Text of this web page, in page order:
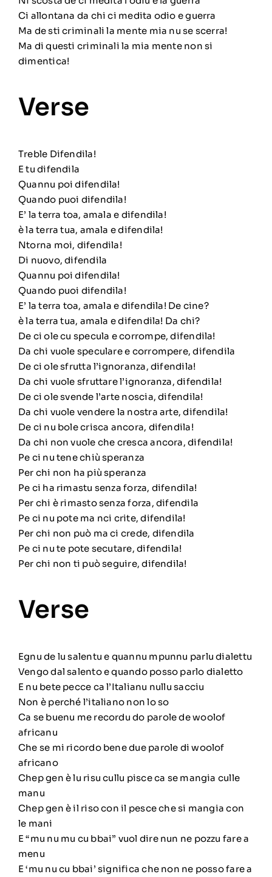
Ci allontana da chi ci medita odio e guerra
Ma de sti criminali la mente mia nu se scerra!
Ma di questi criminali la mia mente non si
dimentica!
Verse
Treble Difendila!
E tu difendila
Quannu poi difendila!
Quando puoi difendila!
E’ la terra toa, amala e difendila!
è la terra tua, amala e difendila!
Ntorna moi, difendila!
Di nuovo, difendila
Quannu poi difendila!
Quando puoi difendila!
E’ la terra toa, amala e difendila! De cine?
è la terra tua, amala e difendila! Da chi?
De ci ole cu specula e corrompe, difendila!
Da chi vuole speculare e corrompere, difendila
De ci ole sfrutta l’ignoranza, difendila!
Da chi vuole sfruttare l’ignoranza, difendila!
De ci ole svende l’arte noscia, difendila!
Da chi vuole vendere la nostra arte, difendila!
De ci nu bole crisca ancora, difendila!
Da chi non vuole che cresca ancora, difendila!
Pe ci nu tene chiù speranza
Per chi non ha più speranza
Pe ci ha rimastu senza forza, difendila!
Per chi è rimasto senza forza, difendila
Pe ci nu pote ma nci crite, difendila!
Per chi non può ma ci crede, difendila
Pe ci nu te pote secutare, difendila!
Per chi non ti può seguire, difendila!
Verse
Egnu de lu salentu e quannu mpunnu parlu dialettu
Vengo dal salento e quando posso parlo dialetto
E nu bete pecce ca l’Italianu nullu sacciu
Non è perché l’italiano non lo so
Ca se buenu me recordu do parole de woolof
africanu
Che se mi ricordo bene due parole di woolof
africano
Chep gen è lu risu cullu pisce ca se mangia culle
manu
Chep gen è il riso con il pesce che si mangia con
le mani
E “mu nu mu cu bbai” vuol dire nun ne pozzu fare a
menu
E ‘mu nu cu bbai’ significa che non ne posso fare a